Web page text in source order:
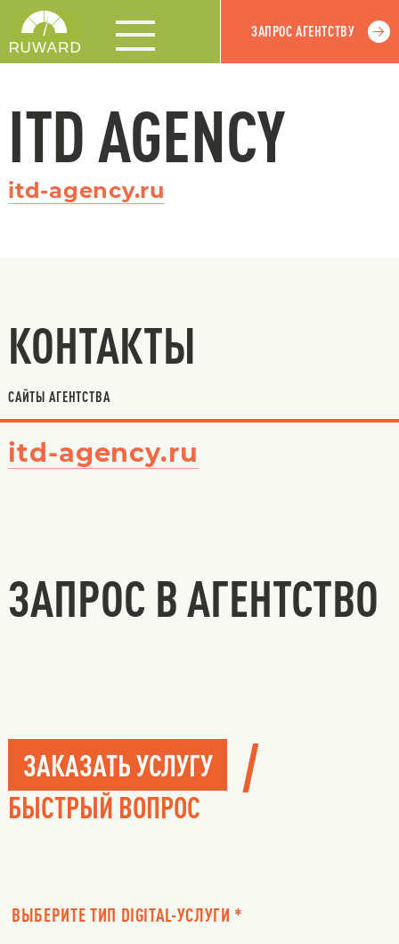
ЗАПРОС АГЕНТСТВУ
ITD AGENCY
itd-agency.ru
КОНТАКТЫ
САЙТЫ АГЕНТСТВА
itd-agency.ru
ЗАПРОС В АГЕНТСТВО
ЗАКАЗАТЬ УСЛУГУ /
БЫСТРЫЙ ВОПРОС
ВЫБЕРИТЕ ТИП DIGITAL-УСЛУГИ *